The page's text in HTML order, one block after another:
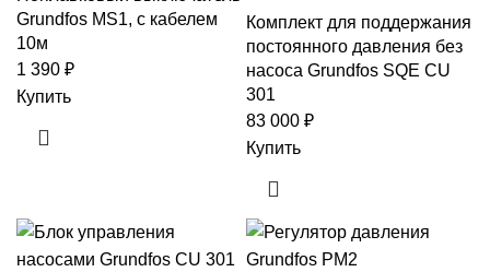
Grundfos MS1, с кабелем
10м
1 390 ₽
Купить
Комплект для поддержания
постоянного давления без
насоса Grundfos SQE CU
301
83 000 ₽
Купить